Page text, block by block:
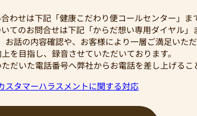
わせは下記「健康こだわり便コールセンター」
てのお問合せは下記「からだ想い専用ダイヤル」
話の内容確認や、お客様により一層ご満足いた
を目指し、録音させていただいております。
だいた電話番号へ弊社からお電話を差し上げるこ
スタマーハラスメントに関する対応